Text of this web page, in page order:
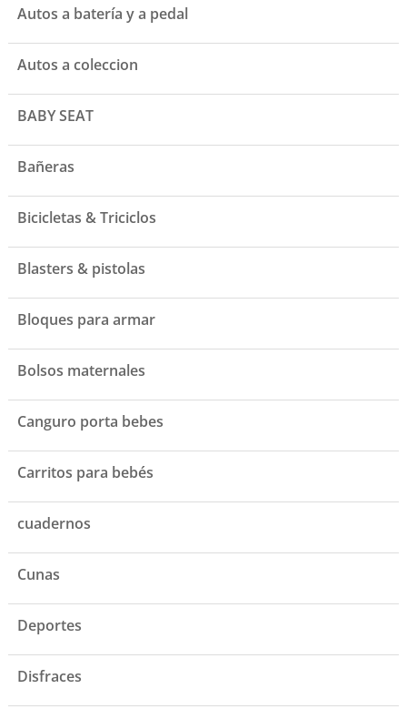
Autos a batería y a pedal
Autos a coleccion
BABY SEAT
Bañeras
Bicicletas & Triciclos
Blasters & pistolas
Bloques para armar
Bolsos maternales
Canguro porta bebes
Carritos para bebés
cuadernos
Cunas
Deportes
Disfraces